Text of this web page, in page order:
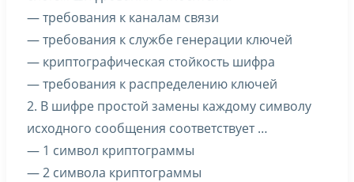
— требования к каналам связи
— требования к службе генерации ключей
— криптографическая стойкость шифра
— требования к распределению ключей
2. В шифре простой замены каждому символу
исходного сообщения соответствует …
— 1 символ криптограммы
— 2 символа криптограммы